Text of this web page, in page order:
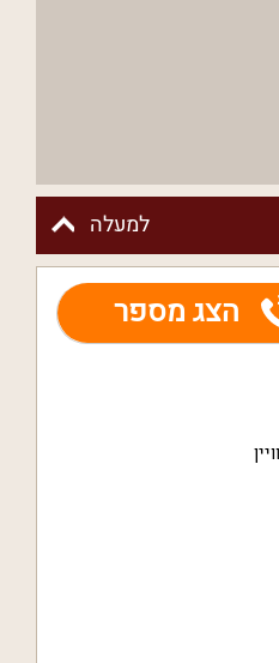
למעלה
הצג מספר